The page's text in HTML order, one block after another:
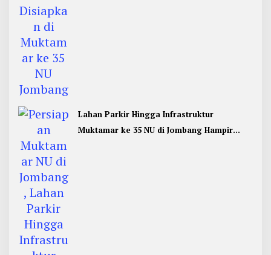
Lahan Parkir Hingga Infrastruktur
Muktamar ke 35 NU di Jombang Hampir